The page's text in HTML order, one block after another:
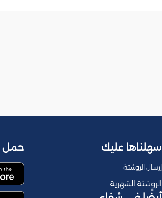
سهلناها عليك
إرسال الروشتة
الروشتة الشهرية
حمل